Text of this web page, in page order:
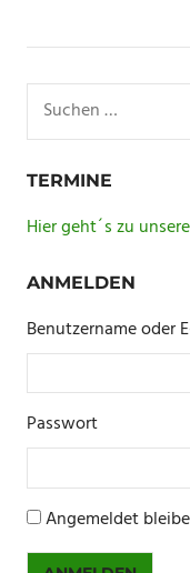
Beiträge
nach:
TERMINE
Hier geht´s zu
ANMELDEN
Benutzername oder
Passwort
Angemeldet